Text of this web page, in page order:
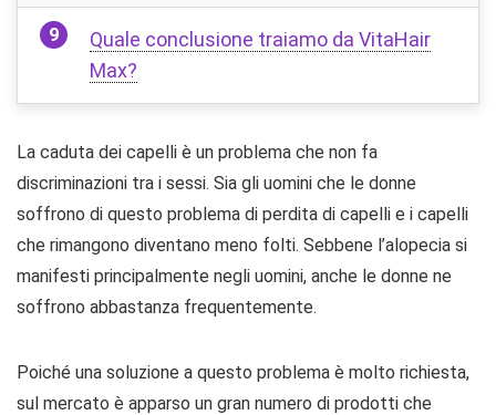
Quale conclusione traiamo da VitaHair
Max?
La caduta dei capelli è un problema che non fa
discriminazioni tra i sessi. Sia gli uomini che le donne
soffrono di questo problema di perdita di capelli e i capelli
che rimangono diventano meno folti. Sebbene l’alopecia si
manifesti principalmente negli uomini, anche le donne ne
soffrono abbastanza frequentemente.
Poiché una soluzione a questo problema è molto richiesta,
sul mercato è apparso un gran numero di prodotti che